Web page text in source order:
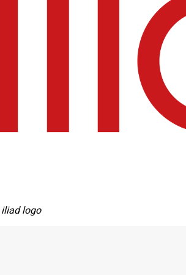
iliad logo